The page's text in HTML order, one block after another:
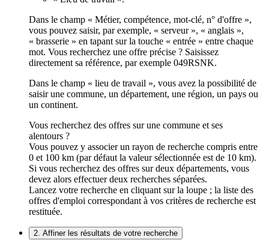
Dans le champ « Métier, compétence, mot-clé, n° d'offre »,
vous pouvez saisir, par exemple, « serveur », « anglais »,
« brasserie » en tapant sur la touche « entrée » entre chaque
mot. Vous recherchez une offre précise ? Saisissez
directement sa référence, par exemple 049RSNK.
Dans le champ « lieu de travail », vous avez la possibilité de
saisir une commune, un département, une région, un pays ou
un continent.
Vous recherchez des offres sur une commune et ses
alentours ?
Vous pouvez y associer un rayon de recherche compris entre
0 et 100 km (par défaut la valeur sélectionnée est de 10 km).
Si vous recherchez des offres sur deux départements, vous
devez alors effectuer deux recherches séparées.
Lancez votre recherche en cliquant sur la loupe ; la liste des
offres d'emploi correspondant à vos critères de recherche est
restituée.
2. Affiner les résultats de votre recherche